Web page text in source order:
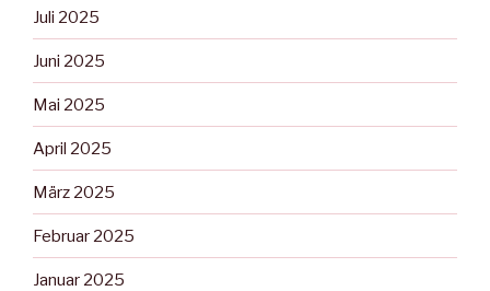
Juli 2025
Juni 2025
Mai 2025
April 2025
März 2025
Februar 2025
Januar 2025